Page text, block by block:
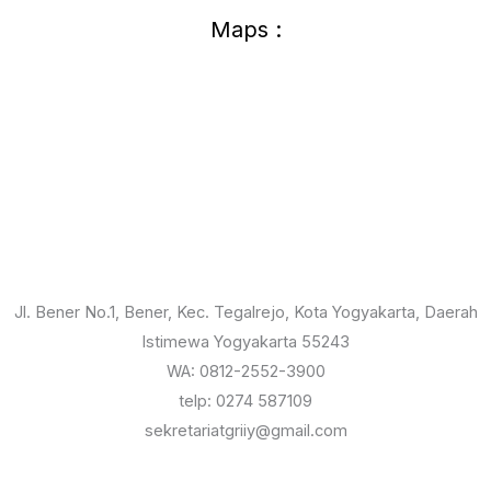
Maps :
Jl. Bener No.1, Bener, Kec. Tegalrejo, Kota Yogyakarta, Daerah
Istimewa Yogyakarta 55243
WA: 0812-2552-3900
telp: 0274 587109
sekretariatgriiy@gmail.com